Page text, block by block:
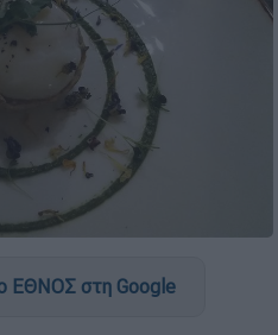
ΕΘΝΟΣ στη Google